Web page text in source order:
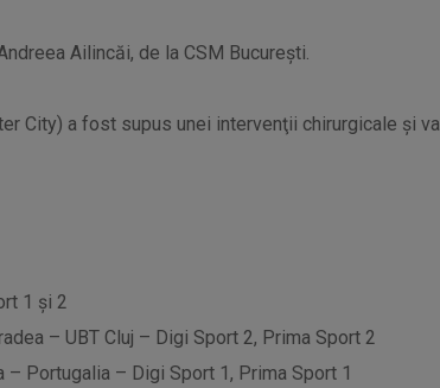
Ailincăi, de la CSM Bucureşti.
City) a fost supus unei intervenţii chirurgicale şi va
1 și 2
– UBT Cluj – Digi Sport 2, Prima Sport 2
– Portugalia – Digi Sport 1, Prima Sport 1